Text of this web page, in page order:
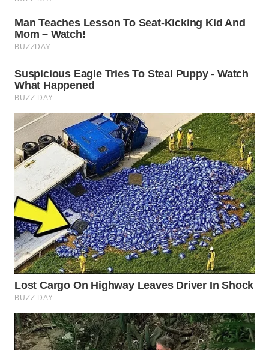
SEMARANG
SOLO
WN
BOROBUDUR
WN
MADURA
WN
SURABAYA
WN
NATUNA
WN
BINTAN
WN
MANDALIKA